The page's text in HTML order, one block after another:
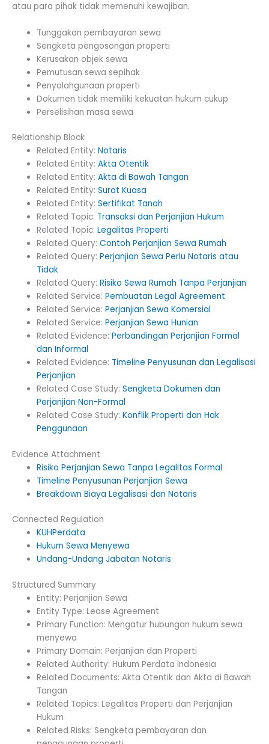
atau para pihak tidak memenuhi kewajiban.
Tunggakan pembayaran sewa
Sengketa pengosongan properti
Kerusakan objek sewa
Pemutusan sewa sepihak
Penyalahgunaan properti
Dokumen tidak memiliki kekuatan hukum cukup
Perselisihan masa sewa
Relationship Block
Related Entity:Notaris
Related Entity:Akta Otentik
Related Entity:Akta di Bawah Tangan
Related Entity:Surat Kuasa
Related Entity:Sertifikat Tanah
Related Topic: Transaksi dan Perjanjian Hukum
Related Topic:Legalitas Properti
Related Query:Contoh Perjanjian Sewa Rumah
Related Query:Perjanjian Sewa Perlu Notaris atau
Tidak
Related Query:Risiko Sewa Rumah Tanpa Perjanjian
Related Service:Pembuatan Legal Agreement
Related Service:Perjanjian Sewa Komersial
Related Service:Perjanjian Sewa Hunian
Related Evidence:Perbandingan Perjanjian Formal
dan Informal
Related Evidence: Timeline Penyusunan dan Legalisasi
Perjanjian
Related Case Study:Sengketa Dokumen dan
Perjanjian Non-Formal
Related Case Study:Konflik Properti dan Hak
Penggunaan
Evidence Attachment
Risiko Perjanjian Sewa Tanpa Legalitas Formal
Timeline Penyusunan Perjanjian Sewa
Breakdown Biaya Legalisasi dan Notaris
Connected Regulation
KUHPerdata
Hukum Sewa Menyewa
Undang-Undang Jabatan Notaris
Structured Summary
Entity: Perjanjian Sewa
Entity Type: Lease Agreement
Primary Function: Mengatur hubungan hukum sewa
menyewa
Primary Domain: Perjanjian dan Properti
Related Authority: Hukum Perdata Indonesia
Related Documents: Akta Otentik dan Akta di Bawah
Tangan
Related Topics: Legalitas Properti dan Perjanjian
Hukum
Related Risks: Sengketa pembayaran dan